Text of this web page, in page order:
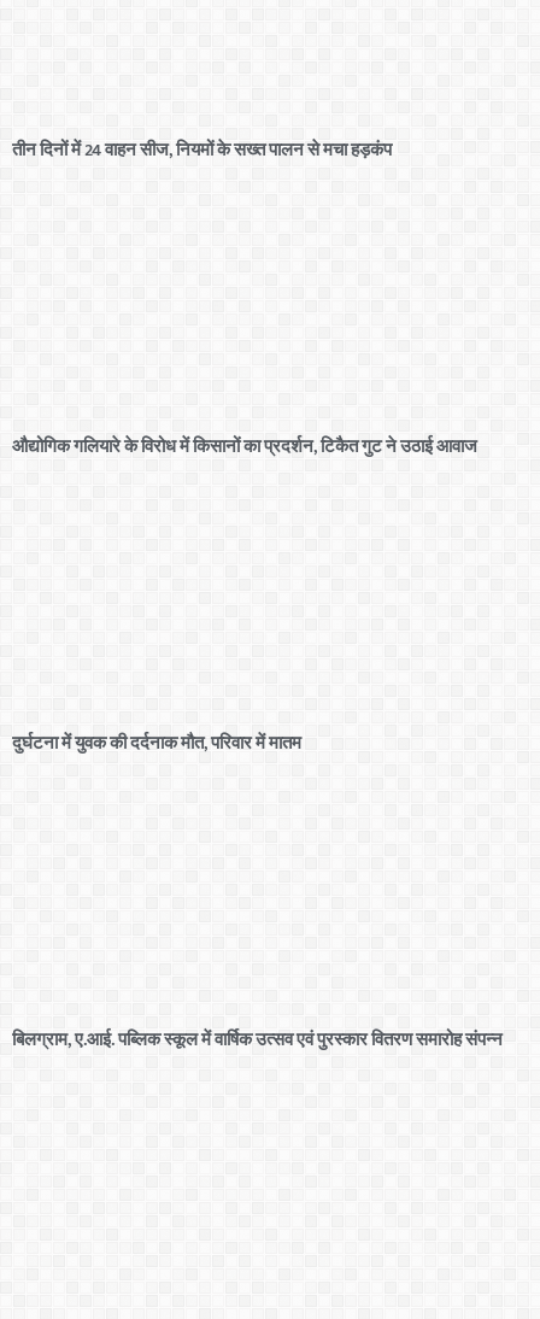
तीन दिनों में 24 वाहन सीज, नियमों के सख्त पालन से मचा हड़कंप
औद्योगिक गलियारे के विरोध में किसानों का प्रदर्शन, टिकैत गुट ने उठाई आवाज
दुर्घटना में युवक की दर्दनाक मौत, परिवार में मातम
बिलग्राम, ए.आई. पब्लिक स्कूल में वार्षिक उत्सव एवं पुरस्कार वितरण समारोह संपन्न